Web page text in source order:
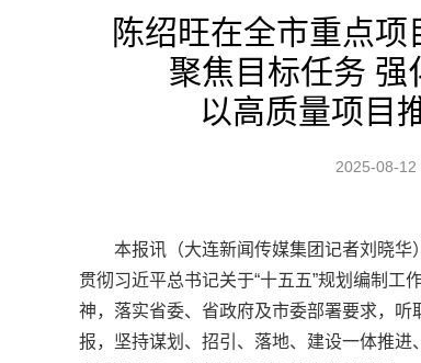
陈绍旺在全市重点
聚焦目标任务 强
以高质量项目
2025-08-12
本报讯（大连新闻传媒集团记者刘晓
贯彻习近平总书记关于“十五五”规划编制
神，落实省委、省政府及市委部署要求，听
报，坚持谋划、招引、落地、建设一体推进